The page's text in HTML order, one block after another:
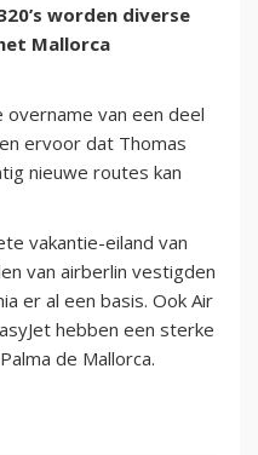
worden diverse
Mallorca
overname van een deel
ervoor dat Thomas
nieuwe routes kan
vakantie-eiland van
van airberlin vestigden
er al een basis. Ook Air
hebben een sterke
de Mallorca.